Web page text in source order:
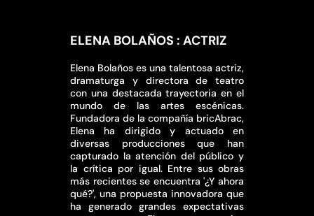
ELENA BOLAÑOS : ACTRIZ
Elena Bolaños es una talentosa actriz,
dramaturga y directora de teatro
con una destacada trayectoria en el
mundo de las artes escénicas.
Fundadora de la compañía bricAbrac,
Elena ha dirigido y actuado en
diversas producciones que han
capturado la atención del público y
la crítica por igual. Entre sus obras
más recientes se encuentra '¿Y ahora
qué?', una propuesta innovadora que
ha generado grandes expectativas